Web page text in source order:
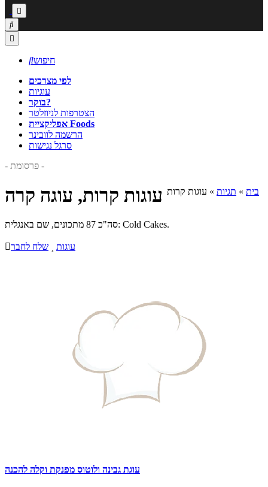



חיפוש
לפי מצרכים
עוגיות
בוקר?
הצטרפות לניוזלטר
אפליקציית Foods
הרשמה לוובינר
סרגל נגישות
- פרסומת -
בית » תגיות » עוגות קרות עוגות קרות, עוגה קרה
סה"כ 87 מתכונים, שם באנגלית: Cold Cakes.
שלח לחבר עוגות
עוגת גבינה ולוטוס מפנקת וקלה להכנה